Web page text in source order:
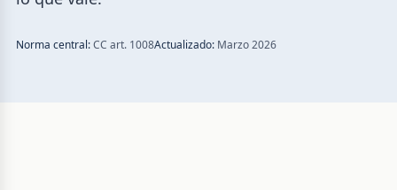
Norma central:CC art. 1008Actualizado: Marzo 2026